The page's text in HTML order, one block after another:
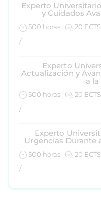
Experto
y Cuidados
500 horas
20 ECTS
/
Experto
Actualización y
a
500 horas
20 ECTS
/
Experto
Urgencias Durante
500 horas
20 ECTS
/